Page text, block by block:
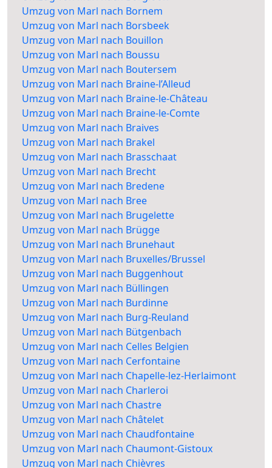
Umzug von Marl nach Bornem
Umzug von Marl nach Borsbeek
Umzug von Marl nach Bouillon
Umzug von Marl nach Boussu
Umzug von Marl nach Boutersem
Umzug von Marl nach Braine-l’Alleud
Umzug von Marl nach Braine-le-Château
Umzug von Marl nach Braine-le-Comte
Umzug von Marl nach Braives
Umzug von Marl nach Brakel
Umzug von Marl nach Brasschaat
Umzug von Marl nach Brecht
Umzug von Marl nach Bredene
Umzug von Marl nach Bree
Umzug von Marl nach Brugelette
Umzug von Marl nach Brügge
Umzug von Marl nach Brunehaut
Umzug von Marl nach Bruxelles/Brussel
Umzug von Marl nach Buggenhout
Umzug von Marl nach Büllingen
Umzug von Marl nach Burdinne
Umzug von Marl nach Burg-Reuland
Umzug von Marl nach Bütgenbach
Umzug von Marl nach Celles Belgien
Umzug von Marl nach Cerfontaine
Umzug von Marl nach Chapelle-lez-Herlaimont
Umzug von Marl nach Charleroi
Umzug von Marl nach Chastre
Umzug von Marl nach Châtelet
Umzug von Marl nach Chaudfontaine
Umzug von Marl nach Chaumont-Gistoux
Umzug von Marl nach Chièvres